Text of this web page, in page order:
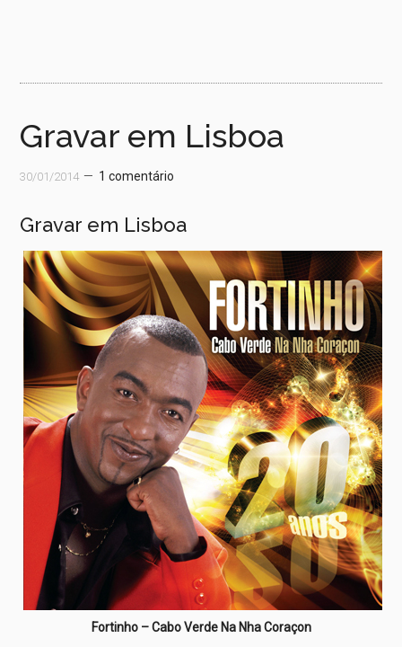
Gravar em Lisboa
30/01/2014 1 comentário
Gravar em Lisboa
Fortinho – Cabo Verde Na Nha Coraçon